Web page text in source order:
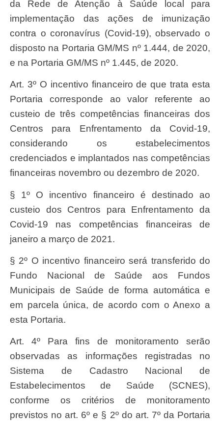
da Rede de Atenção à Saúde local para
implementação das ações de imunização
contra o coronavírus (Covid-19), observado o
disposto na Portaria GM/MS nº 1.444, de 2020,
e na Portaria GM/MS nº 1.445, de 2020.
Art. 3º O incentivo financeiro de que trata esta
Portaria corresponde ao valor referente ao
custeio de três competências financeiras dos
Centros para Enfrentamento da Covid-19,
considerando os estabelecimentos
credenciados e implantados nas competências
financeiras novembro ou dezembro de 2020.
§ 1º O incentivo financeiro é destinado ao
custeio dos Centros para Enfrentamento da
Covid-19 nas competências financeiras de
janeiro a março de 2021.
§ 2º O incentivo financeiro será transferido do
Fundo Nacional de Saúde aos Fundos
Municipais de Saúde de forma automática e
em parcela única, de acordo com o Anexo a
esta Portaria.
Art. 4º Para fins de monitoramento serão
observadas as informações registradas no
Sistema de Cadastro Nacional de
Estabelecimentos de Saúde (SCNES),
conforme os critérios de monitoramento
previstos no art. 6º e § 2º do art. 7º da Portaria